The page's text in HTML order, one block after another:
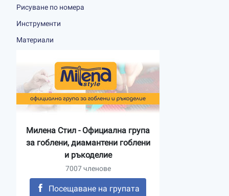
Рисуване по номера
Инструменти
Материали
Милена Стил - Официална група
за гоблени, диамантени гоблени
и ръкоделие
7007 членове
Посещаване на групата